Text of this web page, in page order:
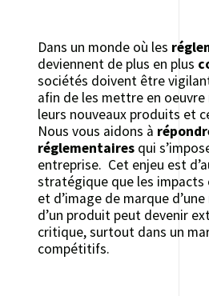
Dans un monde où les
deviennent de plus en plus
sociétés doivent être
afin de les mettre en
leurs nouveaux produits et
Nous vous aidons à
réglementaires qui
entreprise. Cet enjeu est
stratégique que les impacts
et d’image de marque
d’un produit peut devenir
critique, surtout dans un
compétitifs.